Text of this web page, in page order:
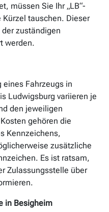
müssen Sie Ihr „LB“-
tauschen. Dieser
der zuständigen
werden.
eines Fahrzeugs in
Ludwigsburg variieren je
den jeweiligen
gehören die
Kennzeichens,
zusätzliche
Es ist ratsam,
Zulassungsstelle über
in Besigheim